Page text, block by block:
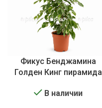
Фикус Бенджамина
Голден Кинг пирамида
В наличии